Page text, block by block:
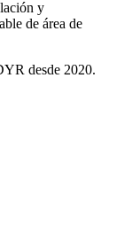
y
de área de
desde 2020.